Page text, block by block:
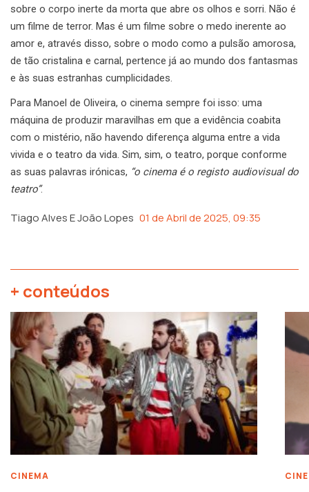
sobre o corpo inerte da morta que abre os olhos e sorri. Não é
um filme de terror. Mas é um filme sobre o medo inerente ao
amor e, através disso, sobre o modo como a pulsão amorosa,
de tão cristalina e carnal, pertence já ao mundo dos fantasmas
e às suas estranhas cumplicidades.
Para Manoel de Oliveira, o cinema sempre foi isso: uma
máquina de produzir maravilhas em que a evidência coabita
com o mistério, não havendo diferença alguma entre a vida
vivida e o teatro da vida. Sim, sim, o teatro, porque conforme
as suas palavras irónicas, “o cinema é o registo audiovisual do
teatro”.
Tiago Alves E João Lopes 01 de Abril de 2025, 09:35
+ conteúdos
CINEMA